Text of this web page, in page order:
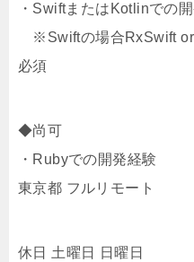
・SwiftまたはKotlinでの
※Swiftの場合RxSwift or
必須
◆尚可
・Rubyでの開発経験
東京都 フルリモート
休日 土曜日 日曜日